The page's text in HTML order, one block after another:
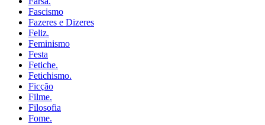
Fascismo
Fazeres e Dizeres
Feliz.
Feminismo
Festa
Fetiche.
Fetichismo.
Ficção
Filme.
Filosofia
Fome.